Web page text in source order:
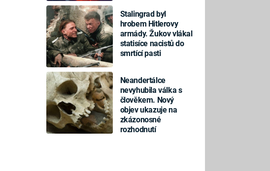
Stalingrad byl
hrobem Hitlerovy
armády. Žukov vlákal
statisíce nacistů do
smrtící pasti
Neandertálce
nevyhubila válka s
člověkem. Nový
objev ukazuje na
zkázonosné
rozhodnutí